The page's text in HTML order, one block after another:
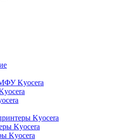
Kyocera
Kyocera
Kyocera
Kyocera